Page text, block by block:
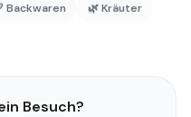
Backwaren
🌿 Kräuter
Besuch?